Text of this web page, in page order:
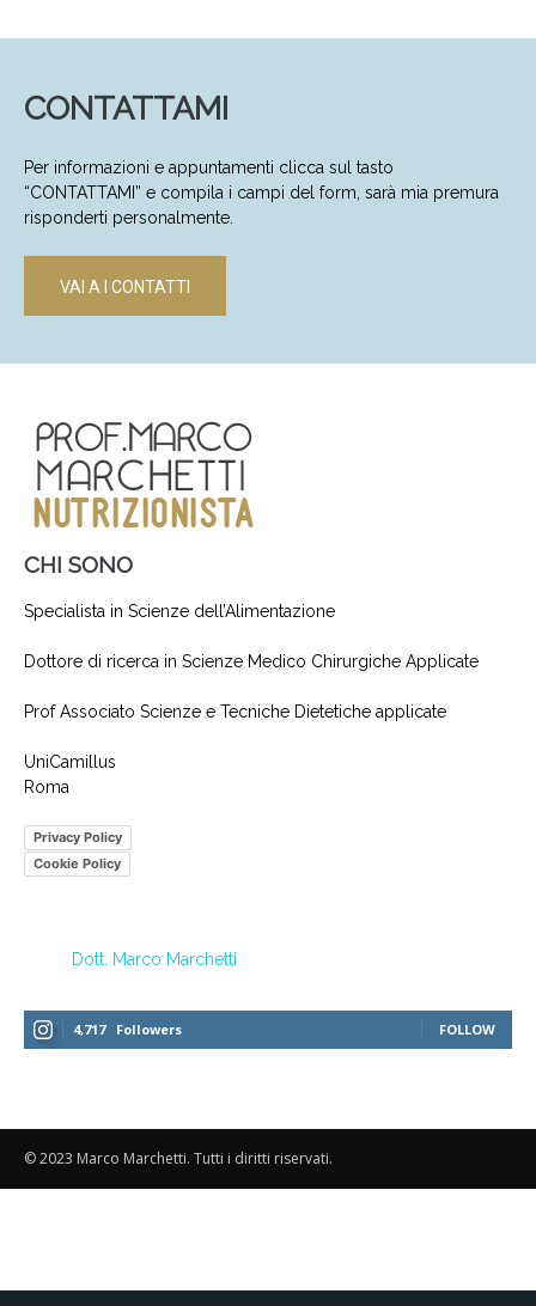
CONTATTAMI
Per informazioni e appuntamenti clicca sul tasto
“CONTATTAMI” e compila i campi del form, sarà mia premura
risponderti personalmente.
VAI A I CONTATTI
CHI SONO
Specialista in Scienze dell’Alimentazione
Dottore di ricerca in Scienze Medico Chirurgiche Applicate
Prof Associato Scienze e Tecniche Dietetiche applicate
UniCamillus
Roma
Privacy Policy
Cookie Policy
Dott. Marco Marchetti
4,717 Followers FOLLOW
© 2023 Marco Marchetti. Tutti i diritti riservati.